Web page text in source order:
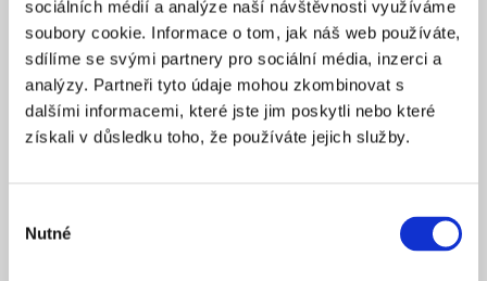
sociálních médií a analýze naší návštěvnosti využíváme
soubory cookie. Informace o tom, jak náš web používáte,
sdílíme se svými partnery pro sociální média, inzerci a
analýzy. Partneři tyto údaje mohou zkombinovat s
dalšími informacemi, které jste jim poskytli nebo které
získali v důsledku toho, že používáte jejich služby.
souhlasu
Nutné
ZALOŽENO 2025
CENA OD * 15 900 Kč
REZERVOVAT
20 000 Kč
Praha 1